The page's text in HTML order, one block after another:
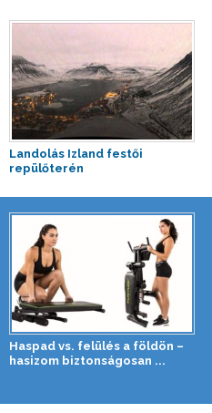
Landolás Izland festői
repülőterén
Haspad vs. felülés a földön –
hasizom biztonságosan ...